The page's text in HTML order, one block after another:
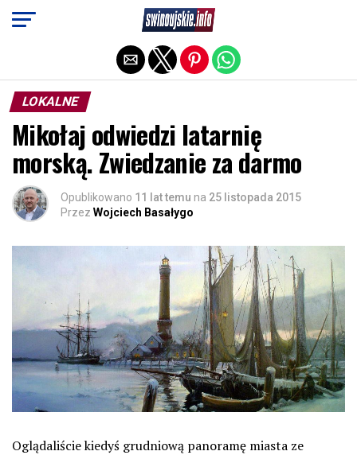
LOKALNE
Mikołaj odwiedzi latarnię
morską. Zwiedzanie za darmo
Opublikowano 11 lat temu na 25 listopada 2015
Przez Wojciech Basałygo
Oglądaliście kiedyś grudniową panoramę miasta ze
Exit mobile version